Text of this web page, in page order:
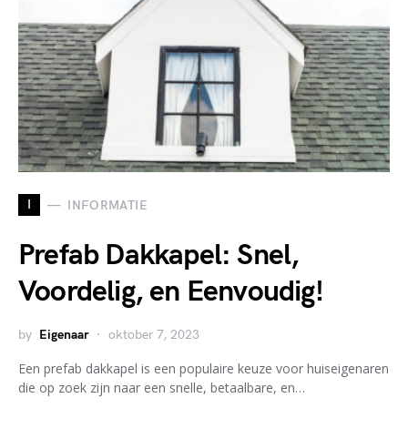
I INFORMATIE
Prefab Dakkapel: Snel,
Voordelig, en Eenvoudig!
by Eigenaar oktober 7, 2023
Een prefab dakkapel is een populaire keuze voor huiseigenaren
die op zoek zijn naar een snelle, betaalbare, en…